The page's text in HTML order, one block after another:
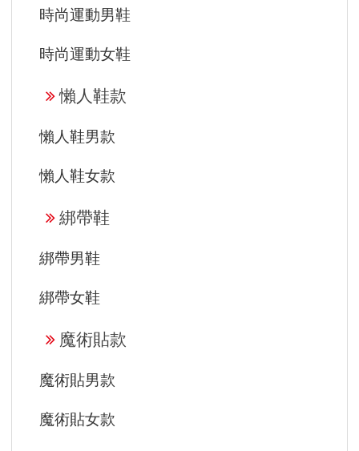
時尚運動男鞋
時尚運動女鞋
懶人鞋款
懶人鞋男款
懶人鞋女款
綁帶鞋
綁帶男鞋
綁帶女鞋
魔術貼款
魔術貼男款
魔術貼女款